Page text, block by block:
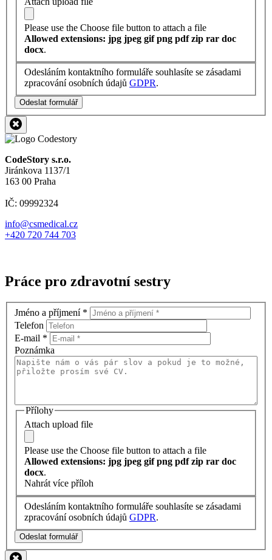
Please use the Choose file button to attach a file
Allowed extensions: jpg jpeg gif png pdf zip rar doc
docx.
Odesláním kontaktního formuláře souhlasíte se zásadami
zpracování osobních údajů GDPR.
Odeslat formulář
CodeStory s.r.o.
Jiránkova 1137/1
163 00 Praha
IČ: 09992324
info@csmedical.cz
+420 720 744 703
Práce pro zdravotní sestry
Jméno a příjmení *
Telefon
E-mail *
Poznámka
Přílohy
Attach upload file
Please use the Choose file button to attach a file
Allowed extensions: jpg jpeg gif png pdf zip rar doc
docx.
Nahrát více příloh
Odesláním kontaktního formuláře souhlasíte se zásadami
zpracování osobních údajů GDPR.
Odeslat formulář